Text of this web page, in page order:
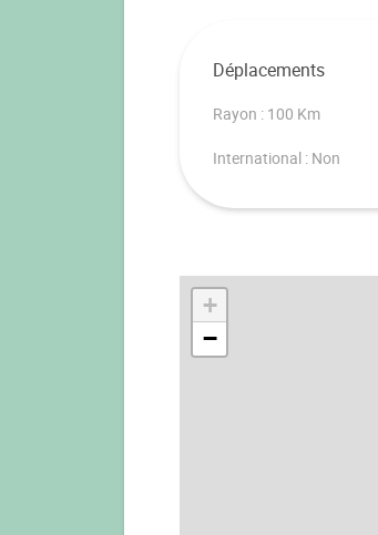
Déplacements
Rayon : 100 Km
International : Non
+
−